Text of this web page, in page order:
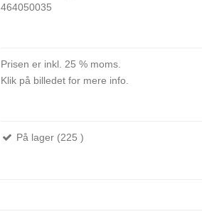
464050035
Prisen er inkl. 25 % moms.
Klik på billedet for mere info.
På lager (225 )